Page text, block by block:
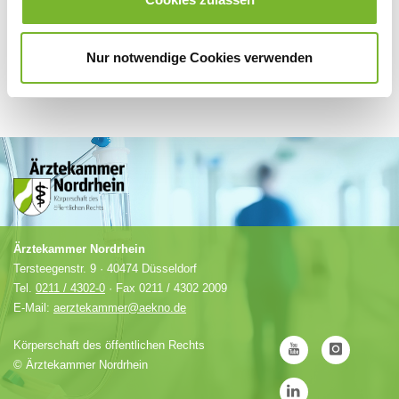
Nur notwendige Cookies verwenden
Ärztekammer Nordrhein
Tersteegenstr. 9 · 40474 Düsseldorf
Tel. 0211 / 4302-0 · Fax 0211 / 4302 2009
E-Mail: aerztekammer@aekno.de
Körperschaft des öffentlichen Rechts
© Ärztekammer Nordrhein